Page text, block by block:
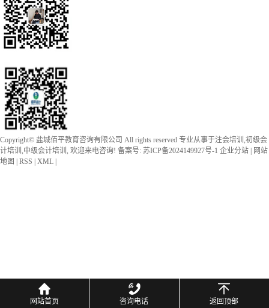
Copyright© 盐城佰平教育咨询有限公司 All rights reserved 专业从事于注会培训 ,初级会
计培训 ,中级会计培训 , 欢迎来电咨询! 备案号: 苏ICP备2024149927号-1 企业分站
网站
地图
RSS XML
网站首页 咨询电话 返回顶部